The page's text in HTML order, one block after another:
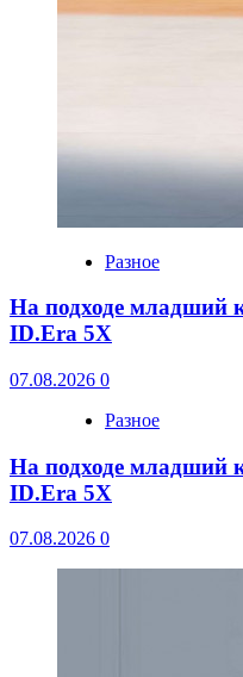
Разное
На подходе младший
ID.Era 5X
07.08.2026 0
Разное
На подходе младший
ID.Era 5X
07.08.2026 0